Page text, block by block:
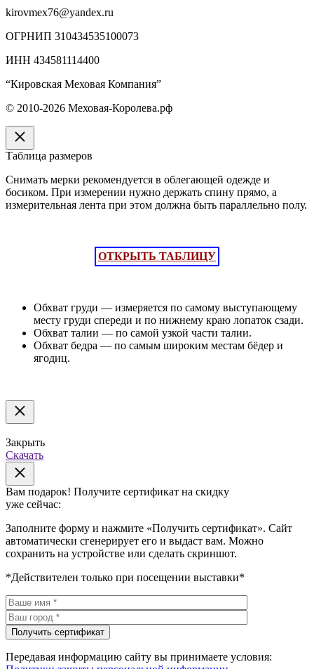
kirovmex76@yandex.ru
ОГРНИП 310434535100073
ИНН 434581114400
“Кировская Меховая Компания”
© 2010-2026 Меховая-Королева.рф
Таблица размеров
Снимать мерки рекомендуется в облегающей одежде и
босиком. При измерении нужно держать спину прямо, а
измерительная лента при этом должна быть параллельно полу.
ОТКРЫТЬ ТАБЛИЦУ
Обхват груди — измеряется по самому выступающему
месту груди спереди и по нижнему краю лопаток сзади.
Обхват талии — по самой узкой части талии.
Обхват бедра — по самым широким местам бёдер и
ягодиц.
Закрыть
Скачать
Вам подарок! Получите сертификат на скидку
уже сейчас:
Заполните форму и нажмите «Получить сертификат». Сайт
автоматически сгенерирует его и выдаст вам. Можно
сохранить на устройстве или сделать скриншот.
*Действителен только при посещении выставки*
Передавая информацию сайту вы принимаете условия: